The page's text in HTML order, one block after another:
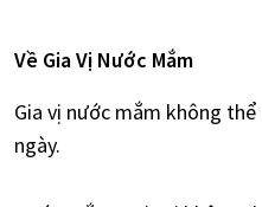
Về Gia Vị Nước Mắm
Gia vị nước mắm không
ngày.